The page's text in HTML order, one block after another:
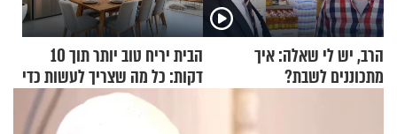
הרב, יש לי שאלה: איך
מתכוננים לשבת?
הבית יריח טוב יותר תוך 10
דקות: כל מה שצריך לעשות כדי
לרענן את הבית